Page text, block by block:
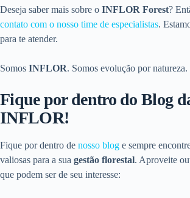
Deseja saber mais sobre o INFLOR Forest?
contato com o nosso time de especialistas.
para te atender.
Somos INFLOR. Somos evolução por natureza.
Fique por dentro do Blog
INFLOR!
Fique por dentro de nosso blog e sempre
valiosas para a sua gestão florestal. Aproveite
que podem ser de seu interesse: